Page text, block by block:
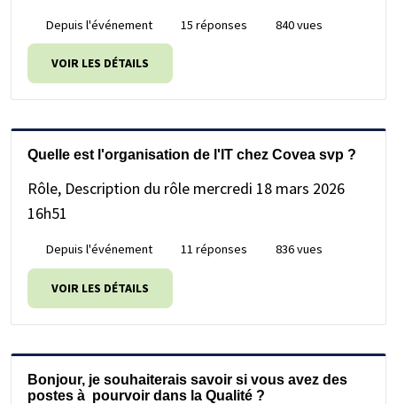
Depuis l'événement 15 réponses 840 vues
VOIR LES DÉTAILS
Quelle est l'organisation de l'IT chez Covea svp ?
Rôle, Description du rôle mercredi 18 mars 2026
16h51
Depuis l'événement 11 réponses 836 vues
VOIR LES DÉTAILS
Bonjour, je souhaiterais savoir si vous avez des
postes à pourvoir dans la Qualité ?